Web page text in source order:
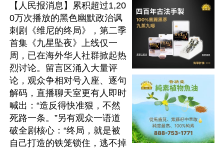
【人民报消息】累积超过1,20
0万次播放的黑色幽默政治讽
刺剧《维尼的终局》，第二季
首集《九星坠夜》上线仅一
周，已在海外华人社群掀起热
烈讨论。留言区涌入大量评
论，观众争相对号入座、逐句
解码，直播聊天室更有人即时
喊出：“造反得快准狠，不然
死路一条。”另有观众一语道
破全剧核心：“终局，就是被
自己打造的铁笼锁住，逃不掉